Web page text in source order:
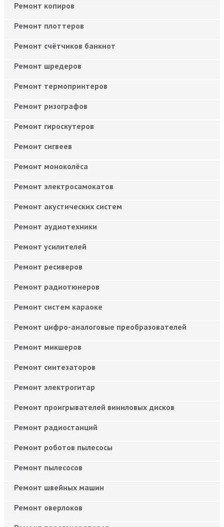
Ремонт копиров
Ремонт плоттеров
Ремонт счётчиков банкнот
Ремонт шредеров
Ремонт термопринтеров
Ремонт ризографов
Ремонт гироскутеров
Ремонт сигвеев
Ремонт моноколёса
Ремонт электросамокатов
Ремонт акустических систем
Ремонт аудиотехники
Ремонт усилителей
Ремонт ресиверов
Ремонт радиотюнеров
Ремонт систем караоке
Ремонт цифро-аналоговые преобразователей
Ремонт микшеров
Ремонт синтезаторов
Ремонт электрогитар
Ремонт проигрывателей виниловых дисков
Ремонт радиостанций
Ремонт роботов пылесосы
Ремонт пылесосов
Ремонт швейных машин
Ремонт оверлоков